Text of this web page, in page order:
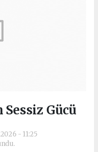
Gücü
- 11:25